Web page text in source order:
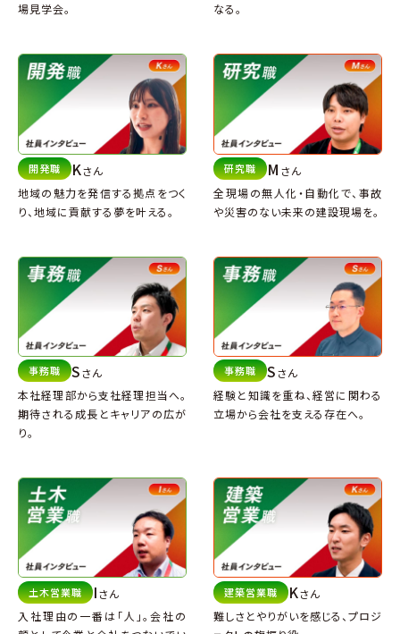
場見学会。
なる。
開発職 Kさん
地域の魅力を発信する拠点をつく
り、 地域に貢献する夢を叶える。
研究職 M さん
全現場の無人化・自動化で、 事故
や災害のない未来の建設現場を。
事務職 Sさん
本社経理部から支社経理担当へ。
期待される成長とキャリアの広が
り。
事務職 Sさん
経験と知識を重ね、経営に関わる
立場から会社を支える存在へ。
土木営業職 Iさん
入社理由の一番は「人」。会社の
建築営業職 Kさん
難しさとやりがいを感じる、 プロジ